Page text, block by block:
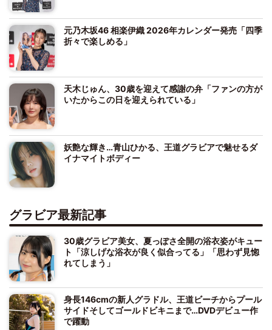
元乃木坂46 相楽伊織 2026年カレンダー発売「四季
折々で楽しめる」
天木じゅん、30歳を迎えて感謝の弁「ファンの方が
いたからこの日を迎えられている」
妖艶な輝き…青山ひかる、王道グラビアで魅せるダ
イナマイトボディー
グラビア最新記事
30歳グラビア美女、夏っぽさ全開の浴衣姿がキュー
ト「涼しげな浴衣が良く似合ってる」「思わず見惚
れてしまう」
身長146cmの新人グラドル、王道ビーチからプール
サイドそしてゴールドビキニまで…DVDデビュー作
で躍動